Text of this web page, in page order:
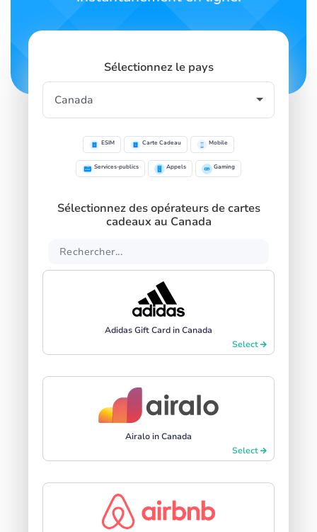
Sélectionnez le pays
ESIM Carte Cadeau Mobile
Services-publics Appels Gaming
Sélectionnez des opérateurs de cartes
cadeaux au Canada
Adidas Gift Card in Canada
Select
Airalo in Canada
Select